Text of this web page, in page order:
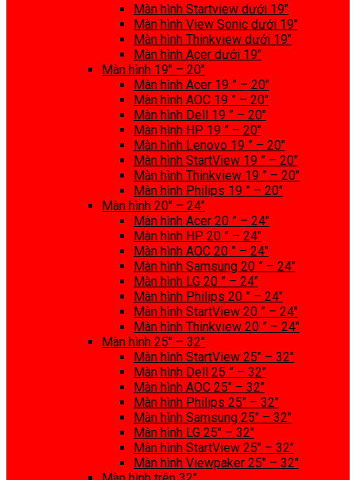
Màn hình Startview dưới 19″
Màn hình View Sonic dưới 19″
Màn hình Thinkview dưới 19″
Màn hình Acer dưới 19″
Màn hình 19″ – 20″
Màn hình Acer 19 ” – 20″
Màn hình AOC 19 ” – 20″
Màn hình Dell 19 ” – 20″
Màn hình HP 19 ” – 20″
Màn hình Lenovo 19 ” – 20″
Màn hình StartView 19 ” – 20″
Màn hình Thinkview 19 ” – 20″
Màn hình Philips 19 ” – 20″
Màn hình 20″ – 24″
Màn hình Acer 20 ” – 24″
Màn hình HP 20 ” – 24″
Màn hình AOC 20 ” – 24″
Màn hình Samsung 20 ” – 24″
Màn hình LG 20 ” – 24″
Màn hình Philips 20 ” – 24″
Màn hình StartView 20 ” – 24″
Màn hình Thinkview 20 ” – 24″
Màn hình 25″ – 32″
Màn hình StartView 25″ – 32″
Màn hình Dell 25 ” – 32″
Màn hình AOC 25″ – 32″
Màn hình Philips 25″ – 32″
Màn hình Samsung 25″ – 32″
Màn hình LG 25″ – 32″
Màn hình StartView 25″ – 32″
Màn hình Viewpaker 25″ – 32″